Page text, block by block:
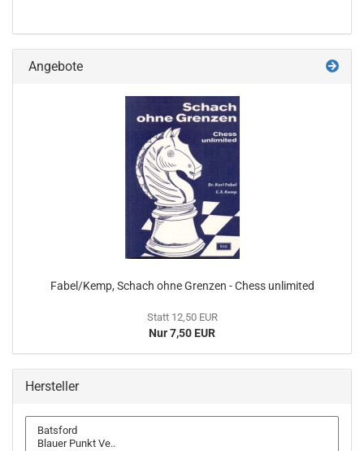
Angebote
Fabel/Kemp, Schach ohne Grenzen - Chess unlimited
Statt 12,50 EUR
Nur 7,50 EUR
Hersteller